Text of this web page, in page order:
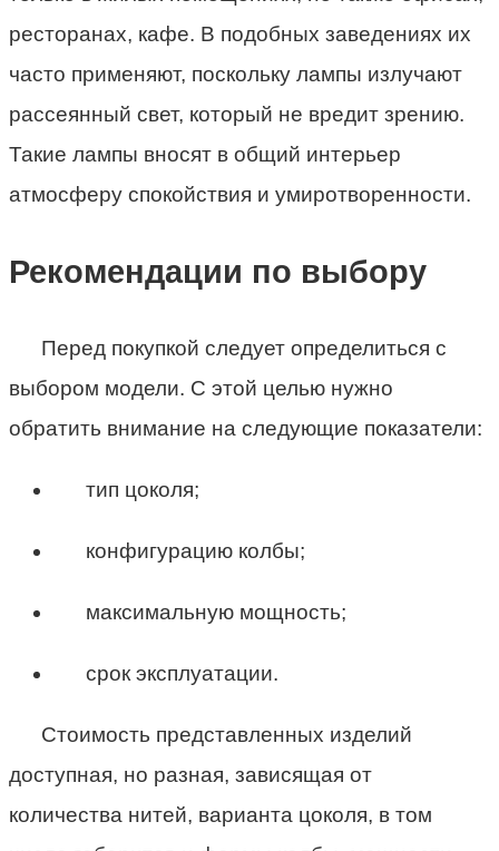
ресторанах, кафе. В подобных заведениях их
часто применяют, поскольку лампы излучают
рассеянный свет, который не вредит зрению.
Такие лампы вносят в общий интерьер
атмосферу спокойствия и умиротворенности.
Рекомендации по выбору
Перед покупкой следует определиться с
выбором модели. С этой целью нужно
обратить внимание на следующие показатели:
тип цоколя;
конфигурацию колбы;
максимальную мощность;
срок эксплуатации.
Стоимость представленных изделий
доступная, но разная, зависящая от
количества нитей, варианта цоколя, в том